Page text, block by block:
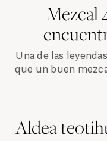
Mezcal
Una de las
que un buen
Aldea